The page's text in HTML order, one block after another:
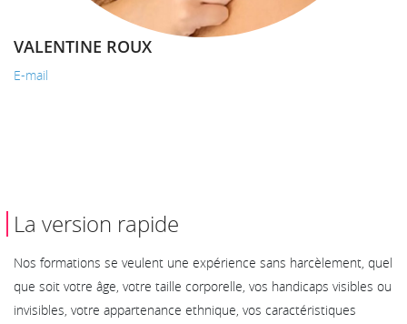
VALENTINE ROUX
E-mail
La version rapide
Nos formations se veulent une expérience sans harcèlement, quel
que soit votre âge, votre taille corporelle, vos handicaps visibles ou
invisibles, votre appartenance ethnique, vos caractéristiques